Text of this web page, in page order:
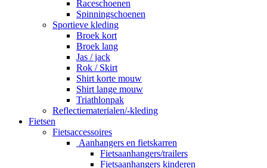
Raceschoenen
Spinningschoenen
Sportieve kleding
Broek kort
Broek lang
Jas / jack
Rok / Skirt
Shirt korte mouw
Shirt lange mouw
Triathlonpak
Reflectiematerialen/-kleding
Fietsen
Fietsaccessoires
Aanhangers en fietskarren
Fietsaanhangers/trailers
Fietsaanhangers kinderen